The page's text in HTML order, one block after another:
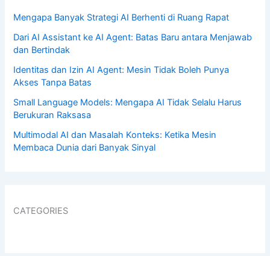
Mengapa Banyak Strategi AI Berhenti di Ruang Rapat
Dari AI Assistant ke AI Agent: Batas Baru antara Menjawab
dan Bertindak
Identitas dan Izin AI Agent: Mesin Tidak Boleh Punya
Akses Tanpa Batas
Small Language Models: Mengapa AI Tidak Selalu Harus
Berukuran Raksasa
Multimodal AI dan Masalah Konteks: Ketika Mesin
Membaca Dunia dari Banyak Sinyal
CATEGORIES